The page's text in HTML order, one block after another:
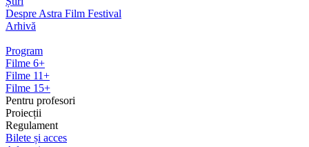
Despre Astra Film Festival
Arhivă
Program
Filme 6+
Filme 11+
Filme 15+
Pentru profesori
Proiecții
Regulament
Bilete și acces